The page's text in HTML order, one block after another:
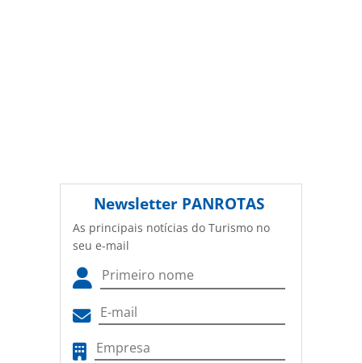
Newsletter PANROTAS
As principais notícias do Turismo no
seu e-mail